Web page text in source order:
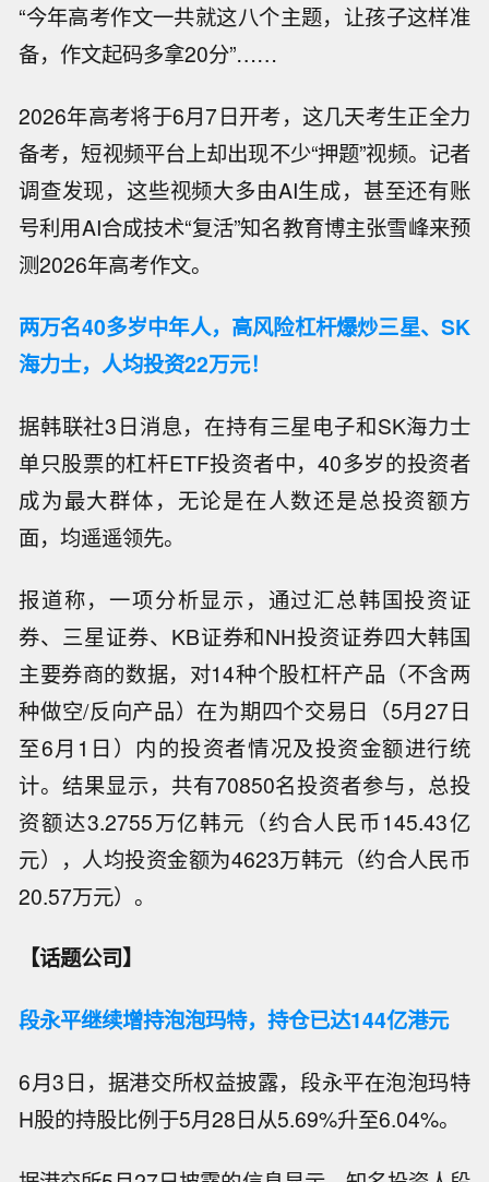
“今年高考作文一共就这八个主题，让孩子这样准
备，作文起码多拿20分”……
2026年高考将于6月7日开考，这几天考生正全力
备考，短视频平台上却出现不少“押题”视频。记者
调查发现，这些视频大多由AI生成，甚至还有账
号利用AI合成技术“复活”知名教育博主张雪峰来预
测2026年高考作文。
两万名40多岁中年人，高风险杠杆爆炒三星、SK
海力士，人均投资22万元！
据韩联社3日消息，在持有三星电子和SK海力士
单只股票的杠杆ETF投资者中，40多岁的投资者
成为最大群体，无论是在人数还是总投资额方
面，均遥遥领先。
报道称，一项分析显示，通过汇总韩国投资证
券、三星证券、KB证券和NH投资证券四大韩国
主要券商的数据，对14种个股杠杆产品（不含两
种做空/反向产品）在为期四个交易日（5月27日
至6月1日）内的投资者情况及投资金额进行统
计。结果显示，共有70850名投资者参与，总投
资额达3.2755万亿韩元（约合人民币145.43亿
元），人均投资金额为4623万韩元（约合人民币
20.57万元）。
【话题公司】
段永平继续增持泡泡玛特，持仓已达144亿港元
6月3日，据港交所权益披露，段永平在泡泡玛特
H股的持股比例于5月28日从5.69%升至6.04%。